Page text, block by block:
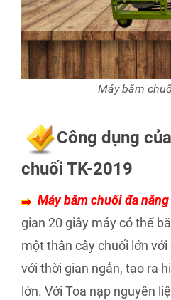
Máy băm
Công dụng
chuối TK-2019
Máy băm chuối đa
gian 20 giây máy có thể
một thân cây chuối lớn
với thời gian ngắn, tạo ra
lớn. Với Toa nạp nguyên